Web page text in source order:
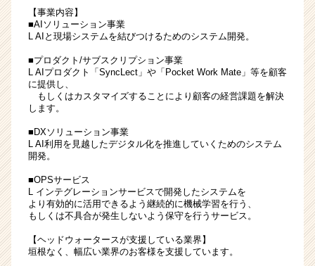
候
補
募
集
ベ
チ
ャ
長
企
業
ら
【事業内容】
■AIソリューション事業
L AIと現場システムを結びつけるためのシステム開発。
■プロダクト/サブスクリプション事業
L AIプロダクト「SyncLect」や「Pocket Work Mate」等を顧客
に提供し、
もしくはカスタマイズすることにより顧客の経営課題を解決
します。
■DXソリューション事業
L AI利用を見越したデジタル化を推進していくためのシステム
開発。
■OPSサービス
L インテグレーションサービスで開発したシステムを
より有効的に活用できるよう継続的に機械学習を行う、
もしくは不具合が発生しないよう保守を行うサービス。
【ヘッドウォータースが支援している業界】
垣根なく、幅広い業界のお客様を支援しています。